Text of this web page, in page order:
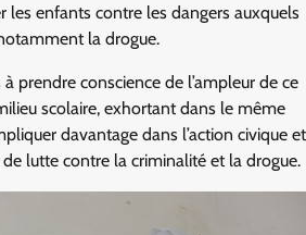
les enfants contre les dangers auxquels
la drogue.
prendre conscience de l’ampleur de ce
scolaire, exhortant dans le même
davantage dans l’action civique et
lutte contre la criminalité et la drogue.